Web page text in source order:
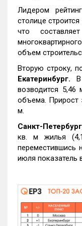
Лидером
столице
что
объем
Вторую строку,
Екатеринбург.
возводится
объема. Прирост
м.
Санкт-Петербург
кв. м жилья
переместившись
июля показатель